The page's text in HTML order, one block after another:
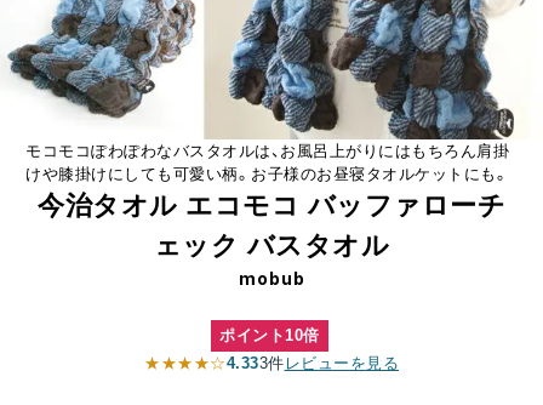
モコモコぽわぽわなバスタオルは、お風呂上がりにはもちろん肩掛
けや膝掛けにしても可愛い柄。お子様のお昼寝タオルケットにも。
今治タオル エコモコ バッファローチ
ェック バスタオル
mobub
ポイント10倍
★★★★☆4.333件 レビューを見る